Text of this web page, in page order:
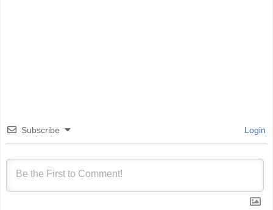
Subscribe Login